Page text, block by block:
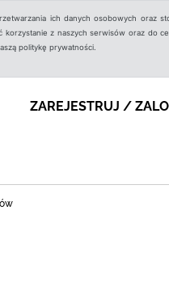
ich danych osobowych oraz
z naszych serwisów oraz do
politykę prywatności.
ZAREJESTRUJ /